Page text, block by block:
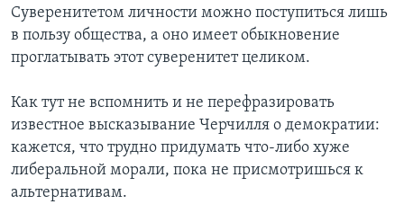
Суверенитетом личности можно поступиться лишь
в пользу общества, а оно имеет обыкновение
проглатывать этот суверенитет целиком.
Как тут не вспомнить и не перефразировать
известное высказывание Черчилля о демократии:
кажется, что трудно придумать что-либо хуже
либеральной морали, пока не присмотришься к
альтернативам.